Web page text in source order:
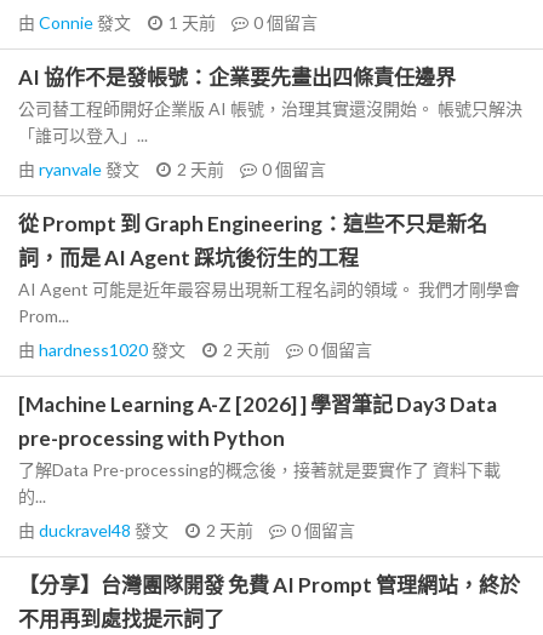
由 Connie發文 1 天前 0個留言
AI 協作不是發帳號：企業要先畫出四條責任邊界
公司替工程師開好企業版 AI 帳號，治理其實還沒開始。 帳號只解決
「誰可以登入」...
由 ryanvale發文 2 天前 0個留言
從 Prompt 到 Graph Engineering：這些不只是新名
詞，而是 AI Agent 踩坑後衍生的工程
AI Agent 可能是近年最容易出現新工程名詞的領域。 我們才剛學會
Prom...
由 hardness1020發文 2 天前 0個留言
[Machine Learning A-Z [2026] ] 學習筆記 Day3 Data
pre-processing with Python
了解Data Pre-processing的概念後，接著就是要實作了 資料下載
的...
由 duckravel48 發文 2 天前 0個留言
【分享】台灣團隊開發 免費 AI Prompt 管理網站，終於
不用再到處找提示詞了